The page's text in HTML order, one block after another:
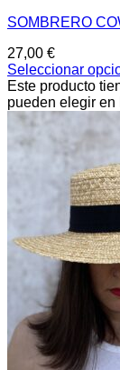
SOMBRERO
27,00 €
Seleccionar
Este producto
pueden elegir